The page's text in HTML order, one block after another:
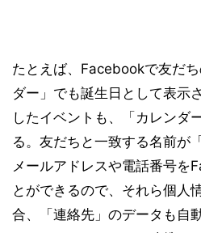
たとえば、Facebookで友だ
ダー」でも誕生日として表示
したイベントも、「カレンダ
る。友だちと一致する名前が
メールアドレスや電話番号を
とができるので、それら個人
合、「連絡先」のデータも自